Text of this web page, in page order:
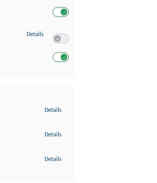
Details zu Entwicklung und Verbesserung der Angebote
Details
Details
Details